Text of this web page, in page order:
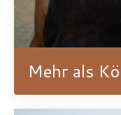
Mehr als